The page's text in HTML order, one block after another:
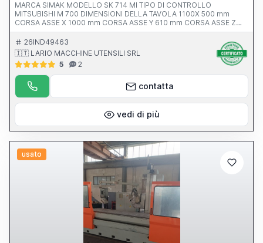
MARCA SIMAK MODELLO SK 714 MI TIPO DI CONTROLLO
MITSUBISHI M 700 DIMENSIONI DELLA TAVOLA 1100X 500 mm
CORSA ASSE X 1000 mm CORSA ASSE Y 610 mm CORSA ASSE Z
550 mm AVANZAMENTO RAPIDO ASSI X-Y-Z ATTACCO MANDRINO
POTENZA MOTORE MANDRINO 10.0000 rpm ANNO V MACCHINA
CE 2012 INGOMBRI 2100x2400x2500 mm PESO 5500 kg
ACCESSORI NOTE ALTA PRESSIONE 20 BAR
26IND49463
🇮🇹 LARIO MACCHINE UTENSILI SRL
5
2
contatta
vedi di più
usato